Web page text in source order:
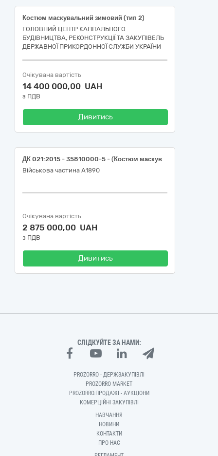
Костюм маскувальний зимовий (тип 2)
ГОЛОВНИЙ ЦЕНТР КАПІТАЛЬНОГО
БУДІВНИЦТВА, РЕКОНСТРУКЦІЇ ТА ЗАКУПІВЕЛЬ
ДЕРЖАВНОЇ ПРИКОРДОННОЇ СЛУЖБИ УКРАЇНИ
Очікувана вартість
14 400 000,00 UAH
з ПДВ
Дивитись
ДК 021:2015 - 35810000-5 - (Костюм маскувальний "Хантер Дуб")
Військова частина А1890
Очікувана вартість
2 875 000,00 UAH
з ПДВ
Дивитись
СЛІДКУЙТЕ ЗА НАМИ:
PROZORRO - ДЕРЖЗАКУПІВЛІ
PROZORRO MARKET
PROZORRO.ПРОДАЖІ - АУКЦІОНИ
КОМЕРЦІЙНІ ЗАКУПІВЛІ
НАВЧАННЯ
НОВИНИ
КОНТАКТИ
ПРО НАС